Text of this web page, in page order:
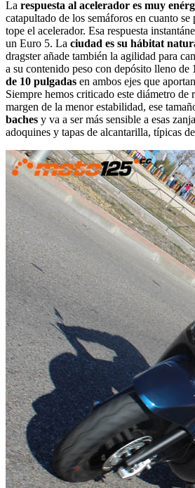
La respuesta al acelerador es muy
catapultado de los semáforos en cuanto se
tope el acelerador. Esa respuesta
un Euro 5. La ciudad es su hábitat
dragster añade también la agilidad para
a su contenido peso con depósito lleno de
de 10 pulgadas en ambos ejes que
Siempre hemos criticado este diámetro de
margen de la menor estabilidad, ese
baches y va a ser más sensible a esas
adoquines y tapas de alcantarilla, típicas